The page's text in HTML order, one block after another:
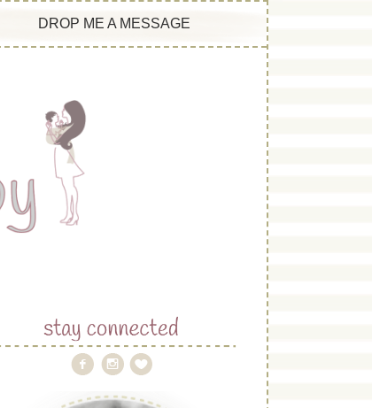
DROP ME A MESSAGE